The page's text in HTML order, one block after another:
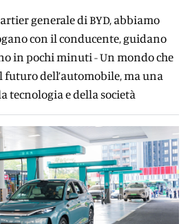
generale di BYD, abbiamo
con il conducente, guidano
in pochi minuti - Un mondo che
futuro dell’automobile, ma una
tecnologia e della società